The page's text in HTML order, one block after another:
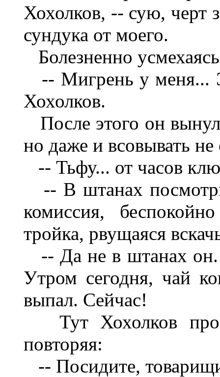
Хохолков, -- сую, черт
сундука от моего.
Болезненно
-- Мигрень у меня...
Хохолков.
После этого он
но даже и всовывать
-- Тьфу... от часов
-- В штанах
комиссия,
тройка, рвущаяся
-- Да не в штанах он.
Утром сегодня, чай
выпал. Сейчас!
Тут Хохолков
повторяя:
-- Посидите,